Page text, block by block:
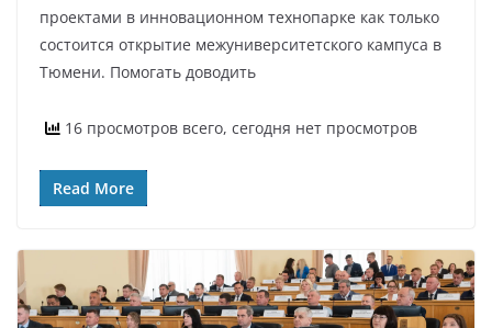
проектами в инновационном технопарке как только
состоится открытие межуниверситетского кампуса в
Тюмени. Помогать доводить
16 просмотров всего, сегодня нет просмотров
Read More